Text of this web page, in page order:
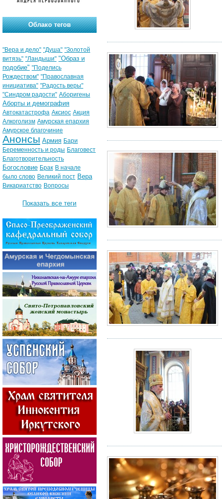
Облако тегов
"Вера и дело" "Душа" "Золотой
витязь" "Ландыши" "Образ и
подобие" "Поделись
Рождеством" "Православная
инициатива" "Радость веры"
"Синдром радости" Аборигены
Аборты и демография
Автокатастрофа Аксиос Акция
Алкоголизм Амурская епархия
Амурское благочиние
Анонсы Армия Бари
Беременность и роды Благовест
Благотворительность
Богословие Брак В начале
было слово Великий пост Вера
Викариатство Вопросы
Показать все теги